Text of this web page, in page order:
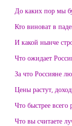
До каких пор мы
Кто виноват в
И какой нынче
Что ожидает
За что Россияне
Цены растут,
Что быстрее всего
Что вы считаете